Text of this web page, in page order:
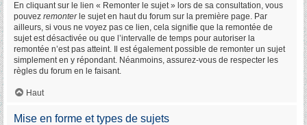
En cliquant sur le lien « Remonter le sujet » lors de sa consultation, vous
pouvez remonterle sujet en haut du forum sur la première page. Par
ailleurs, si vous ne voyez pas ce lien, cela signifie que la remontée de
sujet est désactivée ou que l’intervalle de temps pour autoriser la
remontée n’est pas atteint. Il est également possible de remonter un sujet
simplement en y répondant. Néanmoins, assurez-vous de respecter les
règles du forum en le faisant.
Haut
Mise en forme et types de sujets